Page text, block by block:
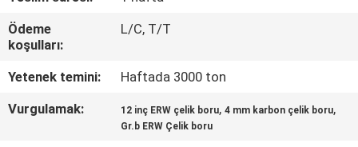
TEKLIF
Ödeme
koşulları:
L/C, T/T
Yetenek temini:
Haftada 3000 ton
Vurgulamak:
12 inç ERW çelik boru,4 mm karbon çelik boru,
Gr.b ERW Çelik boru